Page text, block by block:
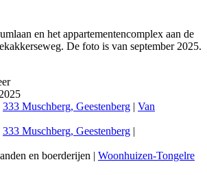
en het appartementencomplex aan de
De foto is van september 2025.
333 Muschberg, Geestenberg | Van
333 Muschberg, Geestenberg |
en boerderijen | Woonhuizen-Tongelre